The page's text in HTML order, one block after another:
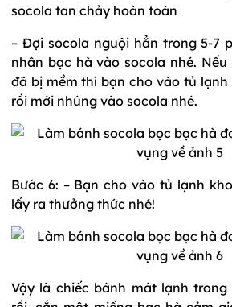
socola tan chảy hoàn toàn
– Đợi socola nguội hẳn trong 5-7
nhân bạc hà vào socola nhé.
đã bị mềm thì bạn cho vào tủ lạnh
rồi mới nhúng vào socola nhé.
Bước 6: – Bạn cho vào tủ lạnh
lấy ra thưởng thức nhé!
Vậy là chiếc bánh mát lạnh